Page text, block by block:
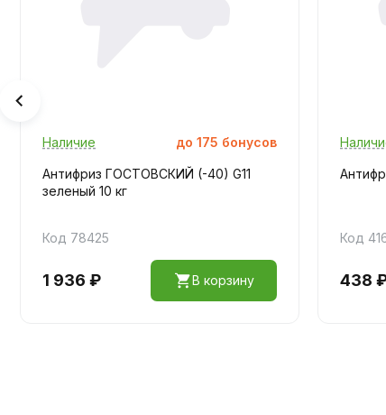
Наличие до 175 бонусов
Антифриз ГОСТОВСКИЙ (-40) G11
зеленый 10 кг
Код 78425
1 936 ₽ В корзину
Код
438